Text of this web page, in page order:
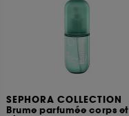
SEPHORA COLLECTION
Brume parfumée corps et